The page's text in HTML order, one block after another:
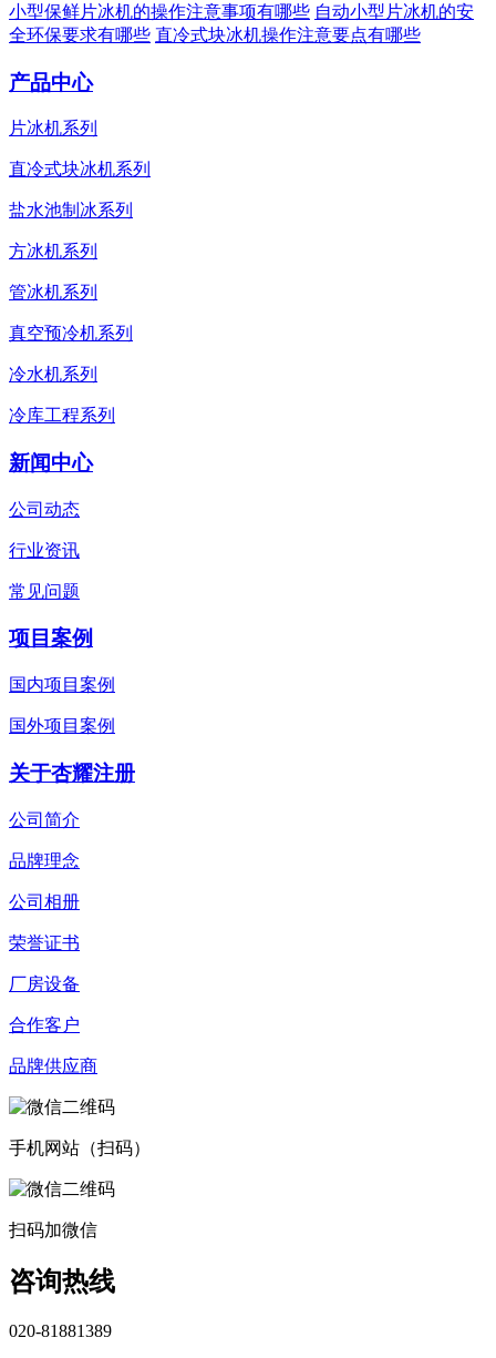
小型保鲜片冰机的操作注意事项有哪些 自动小型片冰机的安
全环保要求有哪些 直冷式块冰机操作注意要点有哪些
产品中心
片冰机系列
直冷式块冰机系列
盐水池制冰系列
方冰机系列
管冰机系列
真空预冷机系列
冷水机系列
冷库工程系列
新闻中心
公司动态
行业资讯
常见问题
项目案例
国内项目案例
国外项目案例
关于杏耀注册
公司简介
品牌理念
公司相册
荣誉证书
厂房设备
合作客户
品牌供应商
手机网站（扫码）
扫码加微信
咨询热线
020-81881389